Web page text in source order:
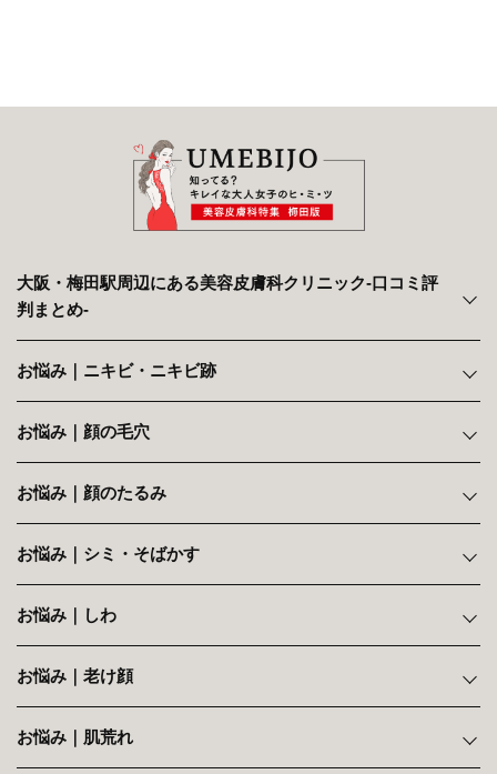
大阪・梅田駅周辺にある美容皮膚科クリニック‐口コミ評
判まとめ‐
お悩み｜ニキビ・ニキビ跡
お悩み｜顔の毛穴
お悩み｜顔のたるみ
お悩み｜シミ・そばかす
お悩み｜しわ
お悩み｜老け顔
お悩み｜肌荒れ